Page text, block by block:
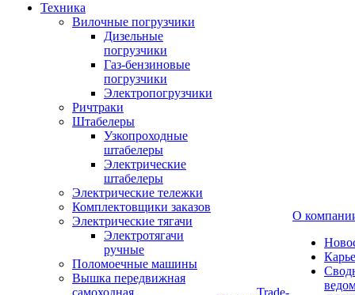
Техника
Вилочные погрузчики
Дизельные
погрузчики
Газ-бензиновые
погрузчики
Электропогрузчики
Ричтраки
Штабелеры
Узкопроходные
штабелеры
Электрические
штабелеры
Электрические тележки
Комплектовщики заказов
Электрические тягачи
Электротягачи
ручные
Поломоечные машины
Вышка передвижная
самоходная
Trade-
О